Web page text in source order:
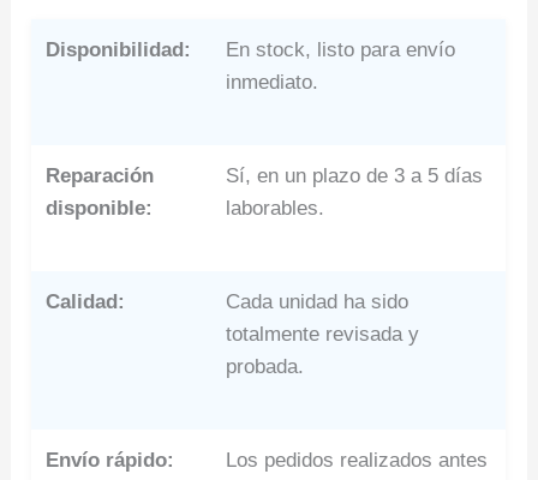
Disponibilidad:
En stock, listo para envío
inmediato.
Reparación
disponible:
Sí, en un plazo de 3 a 5 días
laborables.
Calidad:
Cada unidad ha sido
totalmente revisada y
probada.
Envío rápido:
Los pedidos realizados antes